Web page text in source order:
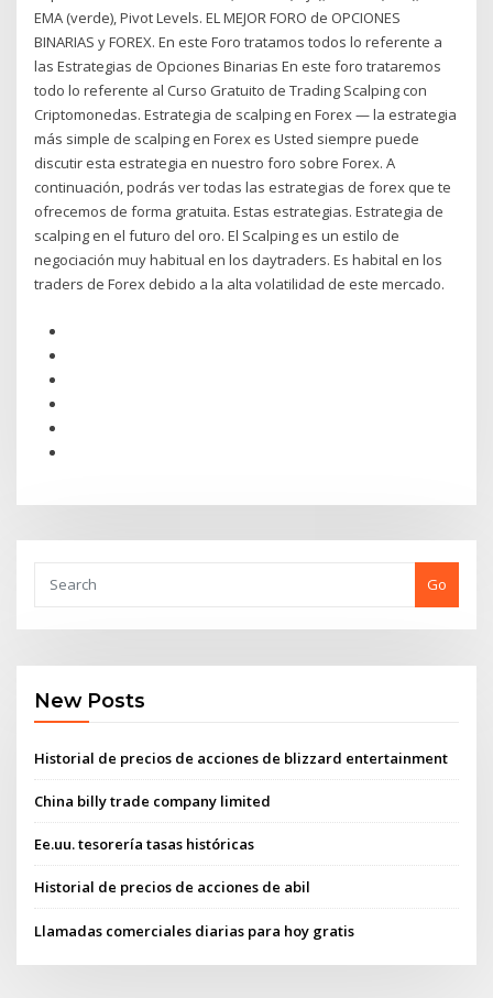
EMA (verde), Pivot Levels. EL MEJOR FORO de OPCIONES
BINARIAS y FOREX. En este Foro tratamos todos lo referente a
las Estrategias de Opciones Binarias En este foro trataremos
todo lo referente al Curso Gratuito de Trading Scalping con
Criptomonedas. Estrategia de scalping en Forex — la estrategia
más simple de scalping en Forex es Usted siempre puede
discutir esta estrategia en nuestro foro sobre Forex. A
continuación, podrás ver todas las estrategias de forex que te
ofrecemos de forma gratuita. Estas estrategias. Estrategia de
scalping en el futuro del oro. El Scalping es un estilo de
negociación muy habitual en los daytraders. Es habital en los
traders de Forex debido a la alta volatilidad de este mercado.
Go
New Posts
Historial de precios de acciones de blizzard entertainment
China billy trade company limited
Ee.uu. tesorería tasas históricas
Historial de precios de acciones de abil
Llamadas comerciales diarias para hoy gratis